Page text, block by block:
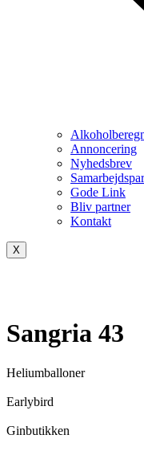
Annoncering
Nyhedsbrev
Gode Link
Bliv partner
Kontakt
X
Sangria 43
Heliumballoner
Earlybird
Ginbutikken